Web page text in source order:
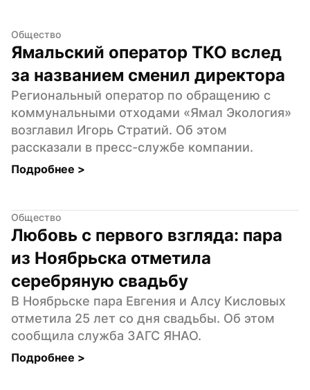
Общество
Ямальский оператор ТКО вслед
за названием сменил директора
Региональный оператор по обращению с
коммунальными отходами «Ямал Экология»
возглавил Игорь Стратий. Об этом
рассказали в пресс-службе компании.
Подробнее >
Общество
Любовь с первого взгляда: пара
из Ноябрьска отметила
серебряную свадьбу
В Ноябрьске пара Евгения и Алсу Кисловых
отметила 25 лет со дня свадьбы. Об этом
сообщила служба ЗАГС ЯНАО.
Подробнее >